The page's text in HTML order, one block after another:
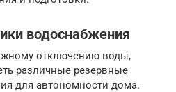
водоснабжения
отключению воды,
различные резервные
для автономности дома.